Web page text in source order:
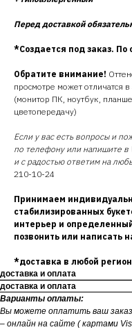
Перед доставкой
*Создается под заказ. По
Обратите внимание!
просмотре может отличатся в
(монитор ПК, ноутбук,
цветопередачу)
Если у вас есть вопросы и
по телефону или напишите в
и с радостью ответим на
210-10-24
Принимаем
стабилизированных
интерьер и
позвонить или написать
*доставка в любой
доставка и оплата
доставка и оплата
Варианты оплаты:
Вы можете оплатить ваш
– онлайн на сайте ( картами